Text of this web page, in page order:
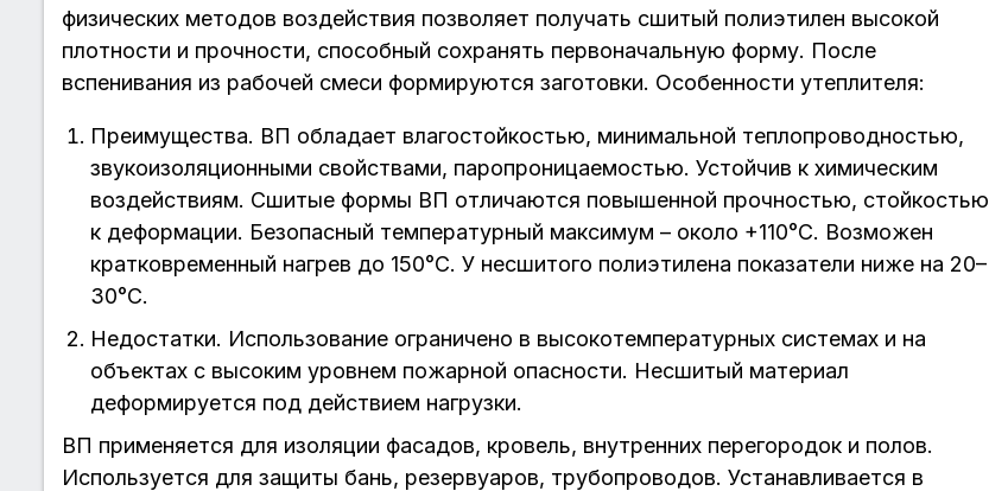
физических методов воздействия позволяет получать сшитый полиэтилен высокой
плотности и прочности, способный сохранять первоначальную форму. После
вспенивания из рабочей смеси формируются заготовки. Особенности утеплителя:
Преимущества. ВП обладает влагостойкостью, минимальной теплопроводностью,
звукоизоляционными свойствами, паропроницаемостью. Устойчив к химическим
воздействиям. Сшитые формы ВП отличаются повышенной прочностью, стойкостью
к деформации. Безопасный температурный максимум – около +110°C. Возможен
кратковременный нагрев до 150°C. У несшитого полиэтилена показатели ниже на 20–
30°C.
Недостатки. Использование ограничено в высокотемпературных системах и на
объектах с высоким уровнем пожарной опасности. Несшитый материал
деформируется под действием нагрузки.
ВП применяется для изоляции фасадов, кровель, внутренних перегородок и полов.
Используется для защиты бань, резервуаров, трубопроводов. Устанавливается в